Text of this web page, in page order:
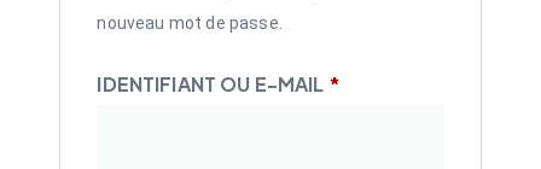
nouveau mot de passe.
IDENTIFIANT OU E-MAIL *